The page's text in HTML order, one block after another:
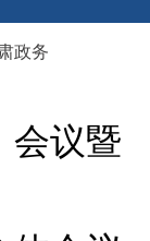
政务
会议暨